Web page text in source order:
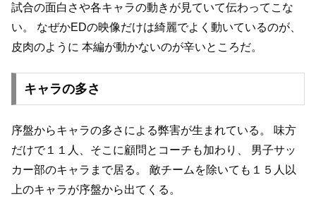
試合の面白さや各キャラの動きが見ていて伝わってこな
い。
なぜかEDの映像だけは綺麗でよく動いているのが、
皮肉のように 本編が動かないのが辛いところだ。
キャラの多さ
序盤からキャラの多さによる弊害が生まれている。
味方
だけで１１人、そこに顧問とコーチも加わり、
男子サッ
カー部のキャラまで居る。
敵チームを除いても１５人以
上のキャラが序盤から出てくる。